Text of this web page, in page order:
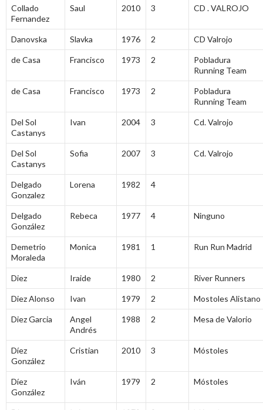
Collado
Fernandez
Saul 2010 3 CD . VALROJO
Danovska Slavka 1976 2 CD Valrojo
de Casa Francisco 1973 2
Pobladura
Running Team
de Casa Francisco 1973 2
Pobladura
Running Team
Del Sol
Castanys
Ivan 2004 3 Cd. Valrojo
Del Sol
Castanys
Sofia 2007 3 Cd. Valrojo
Delgado
Gonzalez
Lorena 1982 4
Delgado
González
Rebeca 1977 4 Ninguno
Demetrio
Moraleda
Monica 1981 1 Run Run Madrid
Diez Iraide 1980 2 River Runners
Diez Alonso Ivan 1979 2 Mostoles Alistano
Diez Garcia
Angel
Andrés
1988 2 Mesa de Valorio
Díez
González
Cristian 2010 3 Móstoles
Díez
González
Iván 1979 2 Móstoles